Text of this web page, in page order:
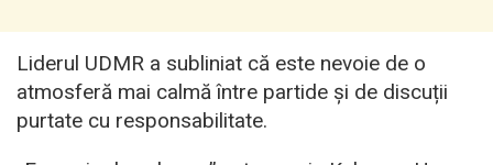
Liderul UDMR a subliniat că este nevoie de o
atmosferă mai calmă între partide și de discuții
purtate cu responsabilitate.